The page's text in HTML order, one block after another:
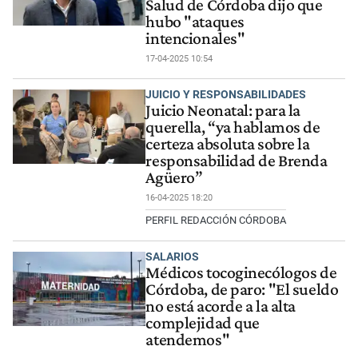
Salud de Córdoba dijo que
hubo "ataques
intencionales"
17-04-2025 10:54
JUICIO Y RESPONSABILIDADES
Juicio Neonatal: para la
querella, “ya hablamos de
certeza absoluta sobre la
responsabilidad de Brenda
Agüero”
16-04-2025 18:20
PERFIL REDACCIÓN CÓRDOBA
SALARIOS
Médicos tocoginecólogos de
Córdoba, de paro: "El sueldo
no está acorde a la alta
complejidad que
atendemos"